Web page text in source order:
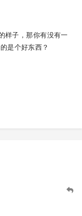
样子，那你有没有一
是个好东西？